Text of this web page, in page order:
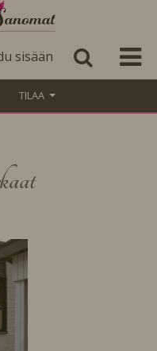
sisään
TILAA